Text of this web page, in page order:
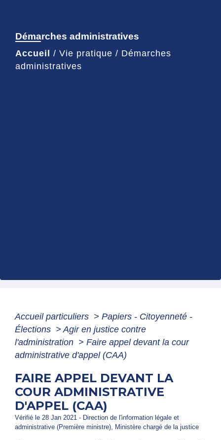
Démarches administratives
Accueil / Vie pratique / Démarches
administratives
Accueil particuliers > Papiers - Citoyenneté -
Élections > Agir en justice contre
l'administration > Faire appel devant la cour
administrative d'appel (CAA)
FAIRE APPEL DEVANT LA
COUR ADMINISTRATIVE
D'APPEL (CAA)
Vérifié le 28 Jan 2021 - Direction de l'information légale et
administrative (Première ministre), Ministère chargé de la justice